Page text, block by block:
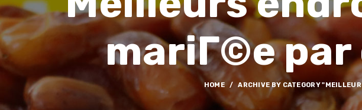
mariГ©e
HOME ARCHIVE BY CATEGORY